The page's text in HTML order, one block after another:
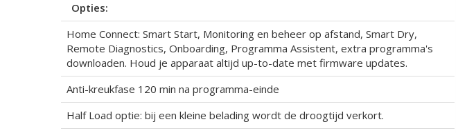
Opties:
Home Connect: Smart Start, Monitoring en beheer op afstand, Smart Dry,
Remote Diagnostics, Onboarding, Programma Assistent, extra programma's
downloaden. Houd je apparaat altijd up-to-date met firmware updates.
Anti-kreukfase 120 min na programma-einde
Half Load optie: bij een kleine belading wordt de droogtijd verkort.